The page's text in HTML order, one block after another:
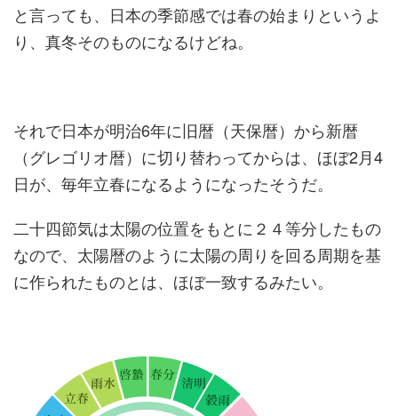
と言っても、日本の季節感では春の始まりというよ
り、真冬そのものになるけどね。
それで日本が明治6年に旧暦（天保暦）から新暦
（グレゴリオ暦）に切り替わってからは、ほぼ2月4
日が、毎年立春になるようになったそうだ。
二十四節気は太陽の位置をもとに２４等分したもの
なので、太陽暦のように太陽の周りを回る周期を基
に作られたものとは、ほぼ一致するみたい。